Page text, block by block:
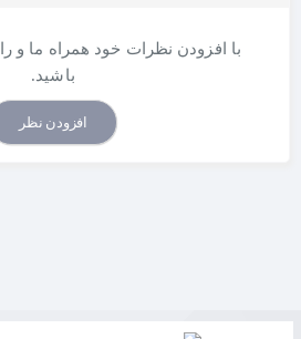
با افزودن نظرات خود همراه ما و
باشید.
افزودن نظر